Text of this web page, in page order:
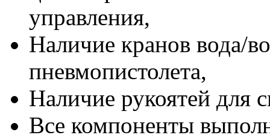
управления,
Наличие кранов вода/
пневмопистолета,
Наличие рукоятей для
Все компоненты